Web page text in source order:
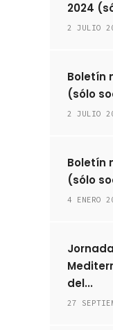
2024
2 JULIO
Boletín
(sólo
2 JULIO
Boletín
(sólo
4 ENERO
del...
27